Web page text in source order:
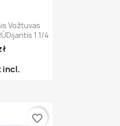
Vožtuvas
1 1/4
favorite_border